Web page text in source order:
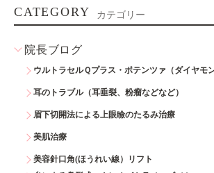
CATEGORY カテゴリー
院長ブログ
ウルトラセルＱプラス・ポテンツァ（ダイヤモ
耳のトラブル（耳垂裂、粉瘤などなど）
眉下切開法による上眼瞼のたるみ治療
美肌治療
美容針口角(ほうれい線）リフト